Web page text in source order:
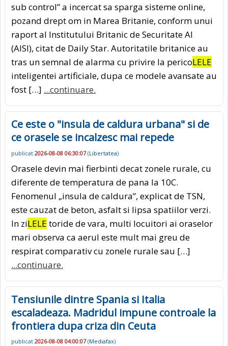
sub control” a incercat sa sparga sisteme online,
pozand drept om in Marea Britanie, conform unui
raport al Institutului Britanic de Securitate AI
(AISI), citat de Daily Star. Autoritatile britanice au
tras un semnal de alarma cu privire la pericoLELE
inteligentei artificiale, dupa ce modele avansate au
fost […] ...continuare.
Ce este o "insula de caldura urbana" si de
ce orasele se incalzesc mai repede
publicat 2026-08-08 06:30:07(Libertatea)
Orasele devin mai fierbinti decat zonele rurale, cu
diferente de temperatura de pana la 10C.
Fenomenul „insula de caldura”, explicat de TSN,
este cauzat de beton, asfalt si lipsa spatiilor verzi.
In ziLELE toride de vara, multi locuitori ai oraselor
mari observa ca aerul este mult mai greu de
respirat comparativ cu zonele rurale sau […]
...continuare.
Tensiunile dintre Spania si Italia
escaladeaza. Madridul impune controale la
frontiera dupa criza din Ceuta
publicat 2026-08-08 04:00:07(Mediafax)